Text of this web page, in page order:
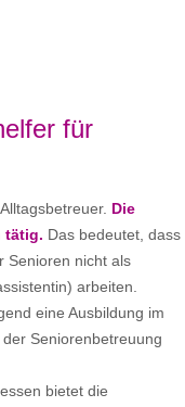
für
Die
tätig. Das bedeutet, dass
Senioren nicht als
arbeiten.
eine Ausbildung im
Seniorenbetreuung
bietet die